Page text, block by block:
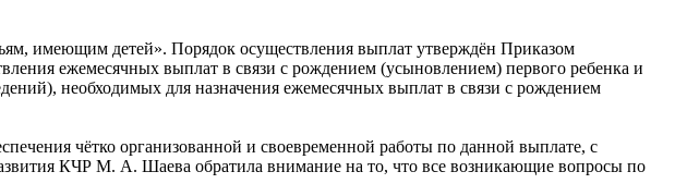
имеющим детей». Порядок осуществления выплат утверждён Приказом
ежемесячных выплат в связи с рождением (усыновлением) первого ребенка и
необходимых для назначения ежемесячных выплат в связи с рождением
чётко организованной и своевременной работы по данной выплате, с
КЧР М. А. Шаева обратила внимание на то, что все возникающие вопросы по